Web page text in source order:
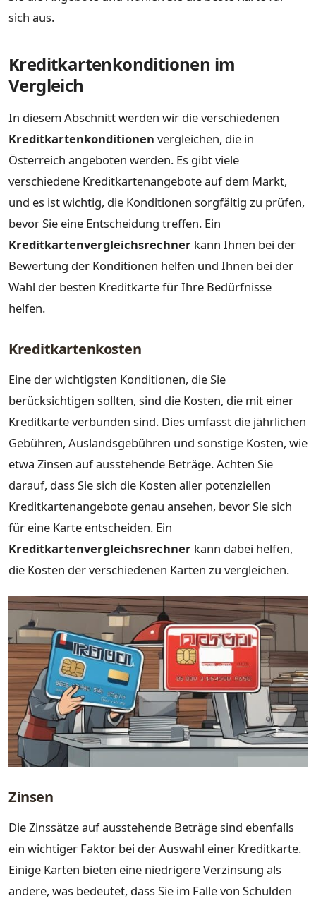
sich aus.
Kreditkartenkonditionen im
Vergleich
In diesem Abschnitt werden wir die verschiedenen
Kreditkartenkonditionen vergleichen, die in
Österreich angeboten werden. Es gibt viele
verschiedene Kreditkartenangebote auf dem Markt,
und es ist wichtig, die Konditionen sorgfältig zu prüfen,
bevor Sie eine Entscheidung treffen. Ein
Kreditkartenvergleichsrechner kann Ihnen bei der
Bewertung der Konditionen helfen und Ihnen bei der
Wahl der besten Kreditkarte für Ihre Bedürfnisse
helfen.
Kreditkartenkosten
Eine der wichtigsten Konditionen, die Sie
berücksichtigen sollten, sind die Kosten, die mit einer
Kreditkarte verbunden sind. Dies umfasst die jährlichen
Gebühren, Auslandsgebühren und sonstige Kosten, wie
etwa Zinsen auf ausstehende Beträge. Achten Sie
darauf, dass Sie sich die Kosten aller potenziellen
Kreditkartenangebote genau ansehen, bevor Sie sich
für eine Karte entscheiden. Ein
Kreditkartenvergleichsrechner kann dabei helfen,
die Kosten der verschiedenen Karten zu vergleichen.
Zinsen
Die Zinssätze auf ausstehende Beträge sind ebenfalls
ein wichtiger Faktor bei der Auswahl einer Kreditkarte.
Einige Karten bieten eine niedrigere Verzinsung als
andere, was bedeutet, dass Sie im Falle von Schulden